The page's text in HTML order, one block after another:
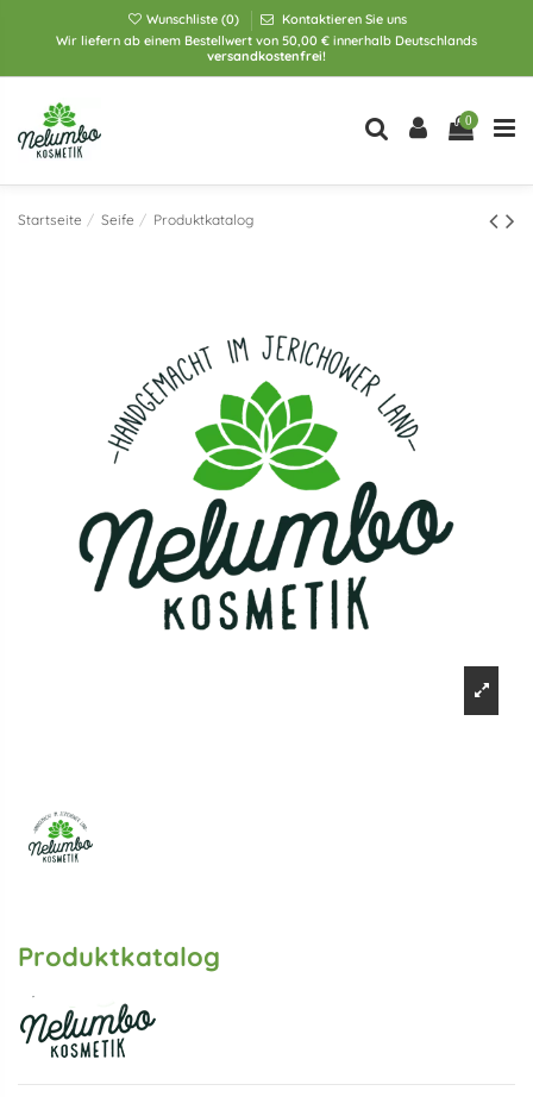
Wir liefern ab einem Bestellwert von 50,00 € innerhalb Deutschlands
versandkostenfrei!
Wunschliste (0) Kontaktieren Sie uns
0
Startseite Seife Produktkatalog
Produktkatalog